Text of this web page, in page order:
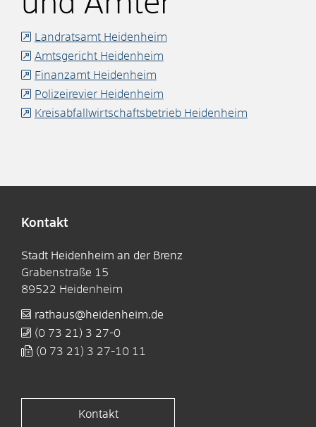
Landratsamt Heidenheim
Amtsgericht Heidenheim
Finanzamt Heidenheim
Polizeirevier Heidenheim
Kreisabfallwirtschaftsbetrieb Heidenheim
Kontakt
Stadt Heidenheim an der Brenz
Grabenstraße 15
89522 Heidenheim
rathaus@heidenheim.de
(0 73 21) 3 27-0
(0 73 21) 3 27-10 11
Kontakt